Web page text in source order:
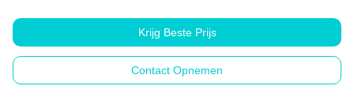
Krijg Beste Prijs
Contact Opnemen